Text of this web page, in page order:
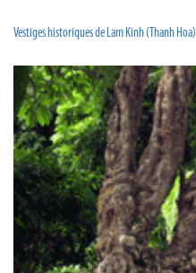
Vestiges historiques de Lam Kinh (Thanh Hoa)